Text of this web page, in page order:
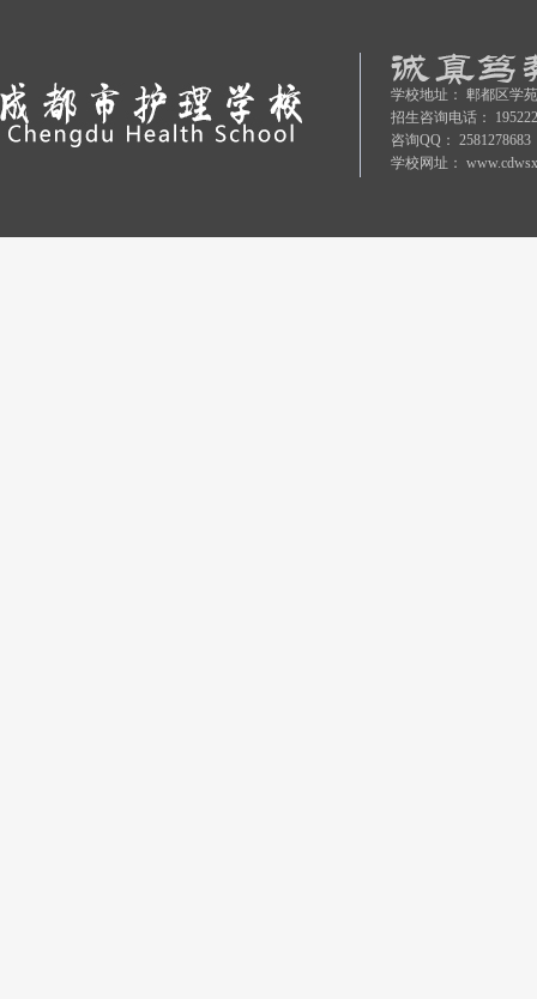
学校地址： 郫都区学
招生咨询电话：
咨询QQ： 2581278683
学校网址：